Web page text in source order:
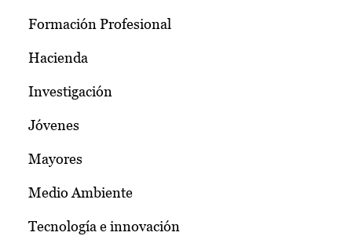
Formación Profesional
Hacienda
Investigación
Jóvenes
Mayores
Medio Ambiente
Tecnología e innovación